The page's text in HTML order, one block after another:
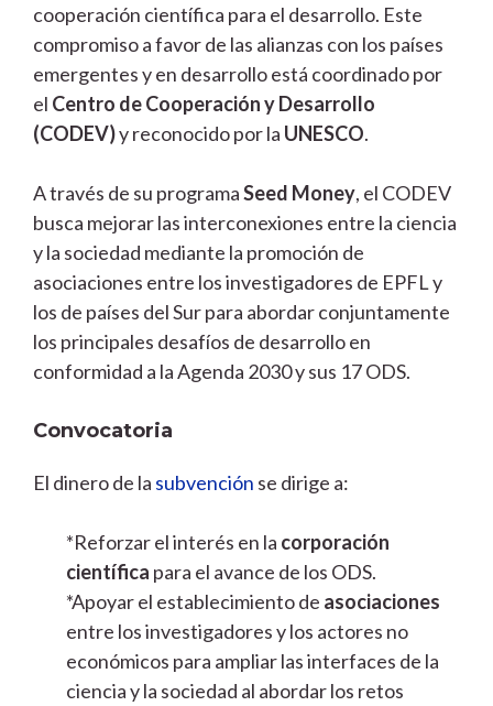
cooperación científica para el desarrollo. Este
compromiso a favor de las alianzas con los países
emergentes y en desarrollo está coordinado por
el Centro de Cooperación y Desarrollo
(CODEV)y reconocido por la UNESCO.
A través de su programaSeed Money, el CODEV
busca mejorar las interconexiones entre la ciencia
y la sociedad mediante la promoción de
asociaciones entre los investigadores de EPFL y
los de países del Sur para abordar conjuntamente
los principales desafíos de desarrollo en
conformidad a la Agenda 2030 y sus 17 ODS.
Convocatoria
El dinero de la subvención se dirige a:
*Reforzar el interés en la corporación
científica para el avance de los ODS.
*Apoyar el establecimiento de asociaciones
entre los investigadores y los actores no
económicos para ampliar las interfaces de la
ciencia y la sociedad al abordar los retos